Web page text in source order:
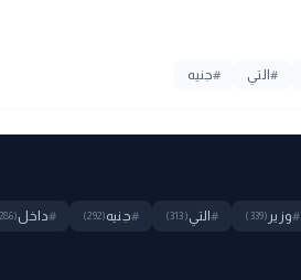
# التي #جنيه
#وزير (339)
#التي(313)
#جنيه(292)
#داخل(286)